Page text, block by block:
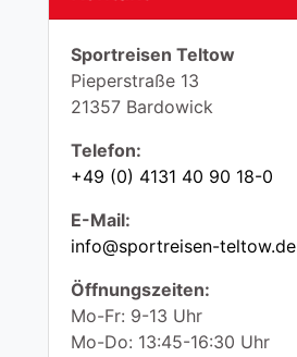
Sportreisen Teltow
Pieperstraße 13
21357 Bardowick
Telefon:
+49 (0) 4131 40 90 18-0
E-Mail:
info@sportreisen-teltow.de
Öffnungszeiten:
Mo-Fr: 9-13 Uhr
Mo-Do: 13:45-16:30 Uhr